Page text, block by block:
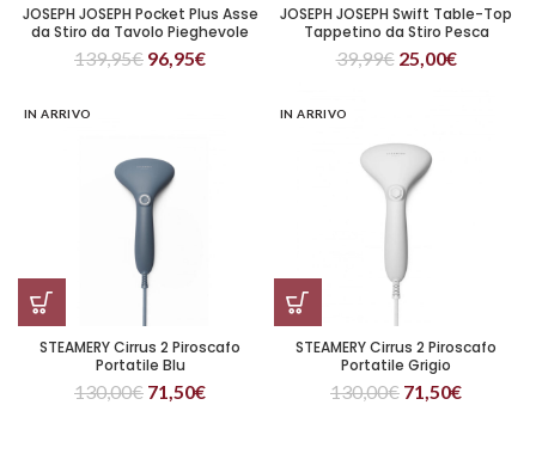
JOSEPH JOSEPH Pocket Plus Asse
da Stiro da Tavolo Pieghevole
Nero
139,95€ 96,95€
JOSEPH JOSEPH Swift Table-Top
Tappetino da Stiro Pesca
39,99€ 25,00€
IN ARRIVO
STEAMERY Cirrus 2 Piroscafo
Portatile Blu
130,00€ 71,50€
IN ARRIVO
STEAMERY Cirrus 2 Piroscafo
Portatile Grigio
130,00€ 71,50€